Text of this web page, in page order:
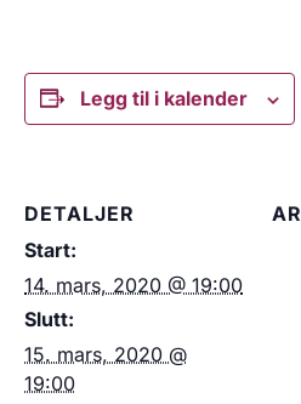
Legg til i kalender
DETALJER
Start:
14. mars, 2020 @ 19:00
Slutt:
15. mars, 2020 @
19:00